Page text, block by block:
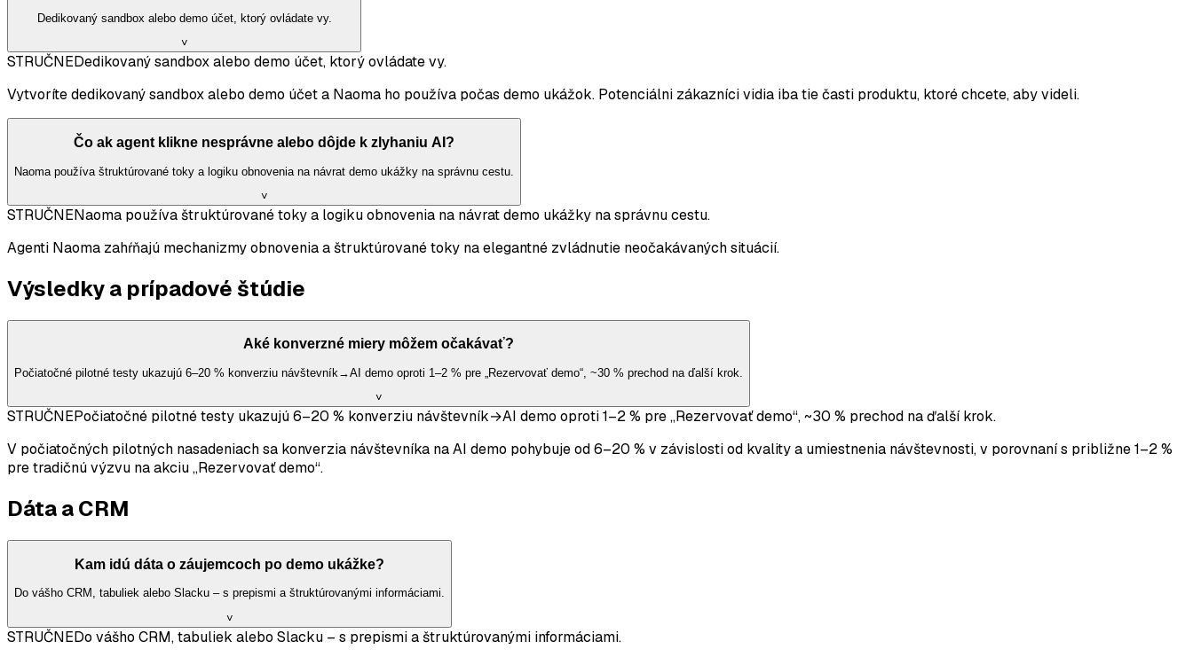
Dedikovaný sandbox alebo demo účet, ktorý ovládate vy.
˅
STRUČNEDedikovaný sandbox alebo demo účet, ktorý ovládate vy.
Vytvoríte dedikovaný sandbox alebo demo účet a Naoma ho používa počas demo ukážok. Potenciálni zákazníci vidia iba tie časti produktu, ktoré chcete, aby videli.
Čo ak agent klikne nesprávne alebo dôjde k zlyhaniu AI?
Naoma používa štruktúrované toky a logiku obnovenia na návrat demo ukážky na správnu cestu.
˅
STRUČNENaoma používa štruktúrované toky a logiku obnovenia na návrat demo ukážky na správnu cestu.
Agenti Naoma zahŕňajú mechanizmy obnovenia a štruktúrované toky na elegantné zvládnutie neočakávaných situácií.
Výsledky a prípadové štúdie
Aké konverzné miery môžem očakávať?
Počiatočné pilotné testy ukazujú 6–20 % konverziu návštevník→AI demo oproti 1–2 % pre „Rezervovať demo“, ~30 % prechod na ďalší krok.
˅
STRUČNEPočiatočné pilotné testy ukazujú 6–20 % konverziu návštevník→AI demo oproti 1–2 % pre „Rezervovať demo“, ~30 % prechod na ďalší krok.
V počiatočných pilotných nasadeniach sa konverzia návštevníka na AI demo pohybuje od 6–20 % v závislosti od kvality a umiestnenia návštevnosti, v porovnaní s približne 1–2 %
pre tradičnú výzvu na akciu „Rezervovať demo“.
Dáta a CRM
Kam idú dáta o záujemcoch po demo ukážke?
Do vášho CRM, tabuliek alebo Slacku – s prepismi a štruktúrovanými informáciami.
˅
STRUČNEDo vášho CRM, tabuliek alebo Slacku – s prepismi a štruktúrovanými informáciami.